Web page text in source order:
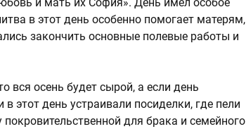
в этот день особенно помогает матерям,
закончить основные полевые работы и
вся осень будет сырой, а если день
этот день устраивали посиделки, где пели
для брака и семейного